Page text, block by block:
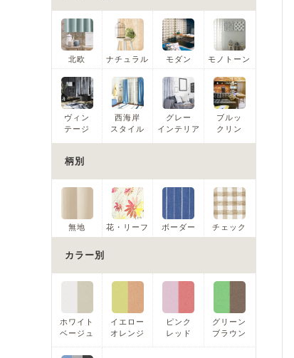
北欧 ナチュラル モダン モノトーン
ヴィン
テージ
西海岸
スタイル
グレー
インテリア
ブルッ
クリン
柄別
無地 花・リーフ ボーダー チェック
カラー別
ホワイト
ベージュ
イエロー
オレンジ
ピンク
レッド
グリーン
ブラウン